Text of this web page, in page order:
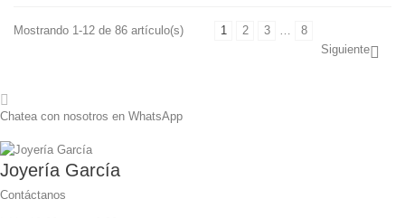
Mostrando 1-12 de 86 artículo(s) 1 2 3
8
Siguiente
Chatea con nosotros en WhatsApp
Joyería García
Contáctanos